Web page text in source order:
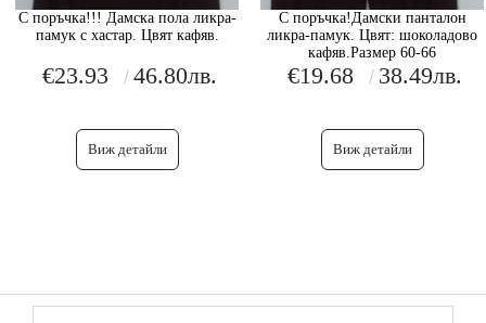
С поръчка!!! Дамска пола ликра-
памук с хастар. Цвят кафяв.
€23.93 46.80лв.
Виж детайли
С поръчка!Дамски панталон
ликра-памук. Цвят: шоколадово
кафяв.Размер 60-66
€19.68 38.49лв.
Виж детайли